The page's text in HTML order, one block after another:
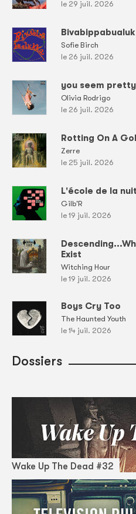
le 29 juil. 2026
Sofie Birch
le 26 juil. 2026
you seem
Olivia Rodrigo
le 26 juil. 2026
Rotting On A
Zerre
le 25 juil. 2026
L'école de la nuit
Gilb'R
le 19 juil. 2026
Exist
Witching Hour
le 19 juil. 2026
Boys Cry Too
The Haunted Youth
le 14 juil. 2026
Dossiers
Wake Up The Dead #32